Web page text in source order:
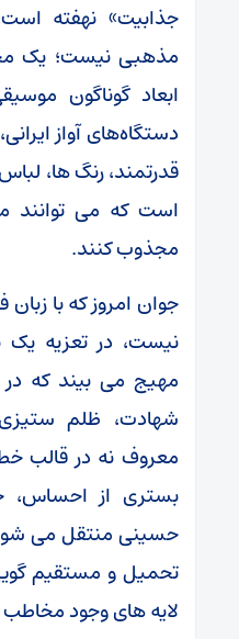
جذابیت» نهفته
مذهبی نیست؛ یک
ابعاد گوناگون
دستگاه‌های آواز
قدرتمند، رنگ ها،
است که می توانند
مجذوب کنند.
جوان امروز که با زبان
نیست، در تعزیه
مهیج می بیند که در
شهادت، ظلم
معروف نه در قالب
بستری از احساس،
حسینی منتقل می
تحمیل و مستقیم
لایه های وجود